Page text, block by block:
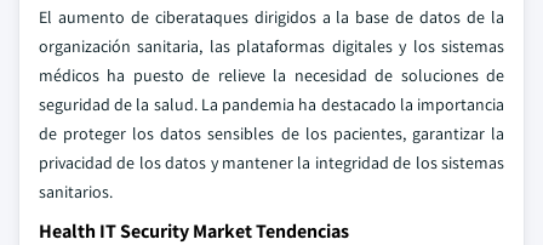
El aumento de ciberataques dirigidos a la base de datos de la
organización sanitaria, las plataformas digitales y los sistemas
médicos ha puesto de relieve la necesidad de soluciones de
seguridad de la salud. La pandemia ha destacado la importancia
de proteger los datos sensibles de los pacientes, garantizar la
privacidad de los datos y mantener la integridad de los sistemas
sanitarios.
Health IT Security Market Tendencias